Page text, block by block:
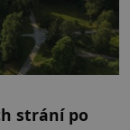
strání po